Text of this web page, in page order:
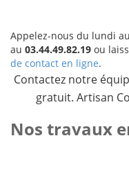
Appelez-nous du lundi
au 03.44.49.82.19 ou
de contact en ligne.
Contactez notre
gratuit. Artisan
Nos travaux